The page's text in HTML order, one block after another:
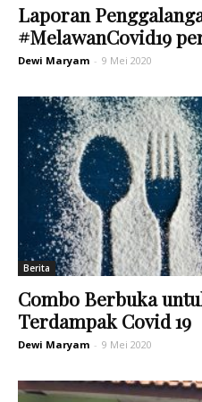
Laporan
#MelawanCovid19
Dewi Maryam - 9 Mei 2020
Berita
Combo Berbuka
Terdampak Covid 19
Dewi Maryam - 9 Mei 2020